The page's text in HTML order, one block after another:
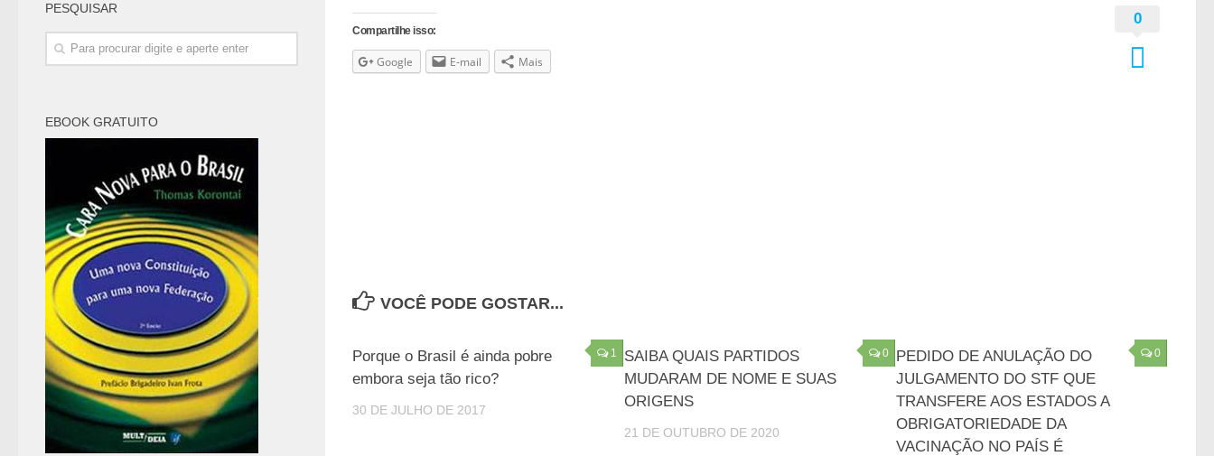
Compartilhe isso:
Google E-mail Mais
0
VOCÊ PODE GOSTAR...
1
Porque o Brasil é ainda pobre
embora seja tão rico?
30 DE JULHO DE 2017
0
SAIBA QUAIS PARTIDOS
MUDARAM DE NOME E SUAS
ORIGENS
21 DE OUTUBRO DE 2020
0
PEDIDO DE ANULAÇÃO DO
JULGAMENTO DO STF QUE
TRANSFERE AOS ESTADOS A
OBRIGATORIEDADE DA
VACINAÇÃO NO PAÍS É
PESQUISAR
EBOOK GRATUITO